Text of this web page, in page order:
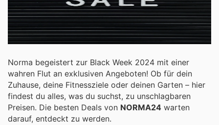
Norma begeistert zur Black Week 2024 mit einer
wahren Flut an exklusiven Angeboten! Ob für dein
Zuhause, deine Fitnessziele oder deinen Garten – hier
findest du alles, was du suchst, zu unschlagbaren
Preisen. Die besten Deals von NORMA24 warten
darauf, entdeckt zu werden.